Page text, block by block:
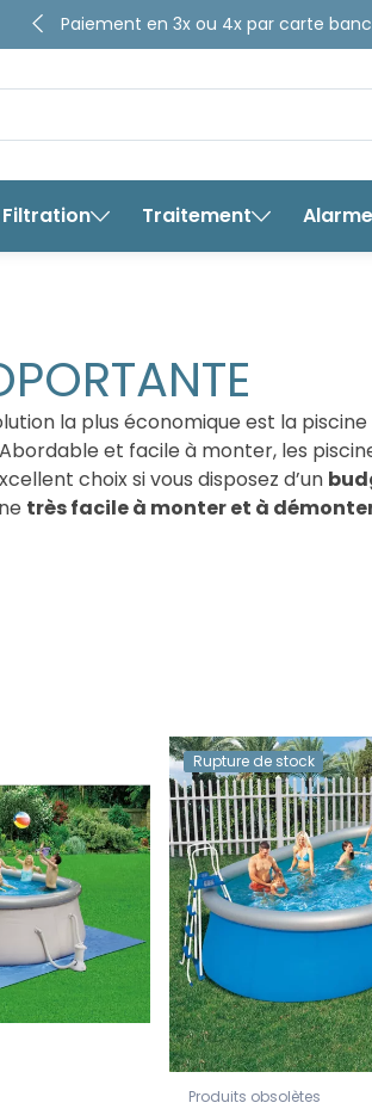
4.65/5sur plus de8280 avis
Filtration Traitement Alarme
la plus économique est la piscine
et facile à monter, les
choix si vous disposez d’un
très facile à monter et à
Rupture de stock
Produits obsolètes